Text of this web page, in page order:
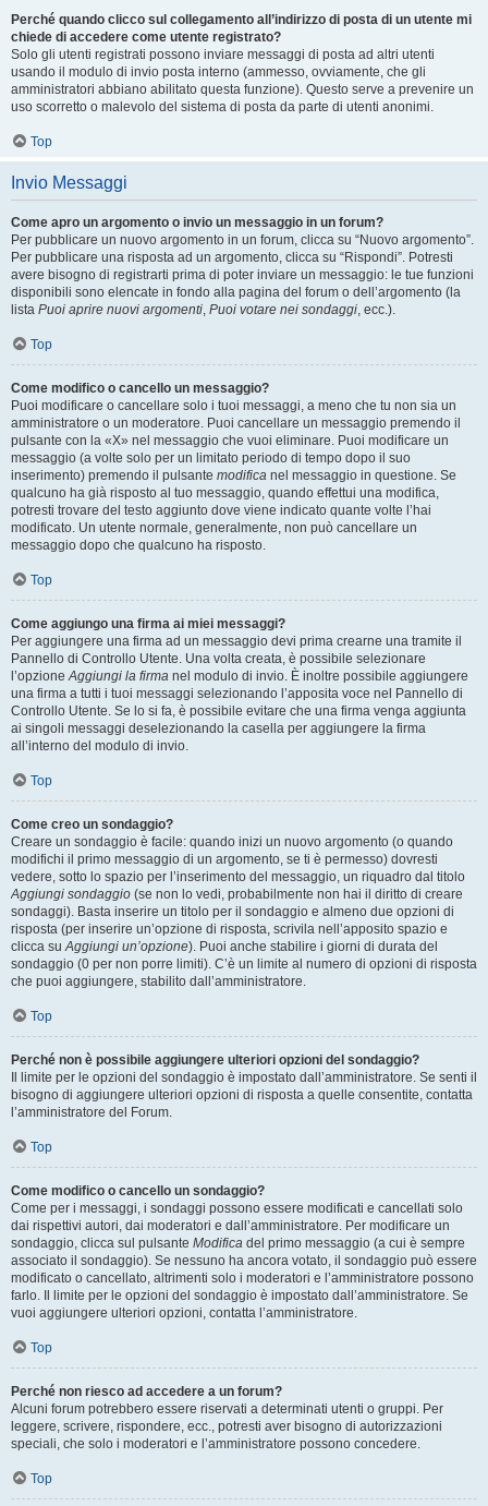
Perché quando clicco sul collegamento all’indirizzo di posta di un utente mi
chiede di accedere come utente registrato?
Solo gli utenti registrati possono inviare messaggi di posta ad altri utenti
usando il modulo di invio posta interno (ammesso, ovviamente, che gli
amministratori abbiano abilitato questa funzione). Questo serve a prevenire un
uso scorretto o malevolo del sistema di posta da parte di utenti anonimi.
Top
Invio Messaggi
Come apro un argomento o invio un messaggio in un forum?
Per pubblicare un nuovo argomento in un forum, clicca su “Nuovo argomento”.
Per pubblicare una risposta ad un argomento, clicca su “Rispondi”. Potresti
avere bisogno di registrarti prima di poter inviare un messaggio: le tue funzioni
disponibili sono elencate in fondo alla pagina del forum o dell’argomento (la
lista Puoi aprire nuovi argomenti, Puoi votare nei sondaggi, ecc.).
Top
Come modifico o cancello un messaggio?
Puoi modificare o cancellare solo i tuoi messaggi, a meno che tu non sia un
amministratore o un moderatore. Puoi cancellare un messaggio premendo il
pulsante con la «X» nel messaggio che vuoi eliminare. Puoi modificare un
messaggio (a volte solo per un limitato periodo di tempo dopo il suo
inserimento) premendo il pulsante modifica nel messaggio in questione. Se
qualcuno ha già risposto al tuo messaggio, quando effettui una modifica,
potresti trovare del testo aggiunto dove viene indicato quante volte l’hai
modificato. Un utente normale, generalmente, non può cancellare un
messaggio dopo che qualcuno ha risposto.
Top
Come aggiungo una firma ai miei messaggi?
Per aggiungere una firma ad un messaggio devi prima crearne una tramite il
Pannello di Controllo Utente. Una volta creata, è possibile selezionare
l’opzioneAggiungi la firma nel modulo di invio. È inoltre possibile aggiungere
una firma a tutti i tuoi messaggi selezionando l’apposita voce nel Pannello di
Controllo Utente. Se lo si fa, è possibile evitare che una firma venga aggiunta
ai singoli messaggi deselezionando la casella per aggiungere la firma
all’interno del modulo di invio.
Top
Come creo un sondaggio?
Creare un sondaggio è facile: quando inizi un nuovo argomento (o quando
modifichi il primo messaggio di un argomento, se ti è permesso) dovresti
vedere, sotto lo spazio per l’inserimento del messaggio, un riquadro dal titolo
Aggiungi sondaggio (se non lo vedi, probabilmente non hai il diritto di creare
sondaggi). Basta inserire un titolo per il sondaggio e almeno due opzioni di
risposta (per inserire un’opzione di risposta, scrivila nell’apposito spazio e
clicca suAggiungi un’opzione). Puoi anche stabilire i giorni di durata del
sondaggio (0 per non porre limiti). C’è un limite al numero di opzioni di risposta
che puoi aggiungere, stabilito dall’amministratore.
Top
Perché non è possibile aggiungere ulteriori opzioni del sondaggio?
Il limite per le opzioni del sondaggio è impostato dall’amministratore. Se senti il
bisogno di aggiungere ulteriori opzioni di risposta a quelle consentite, contatta
l’amministratore del Forum.
Top
Come modifico o cancello un sondaggio?
Come per i messaggi, i sondaggi possono essere modificati e cancellati solo
dai rispettivi autori, dai moderatori e dall’amministratore. Per modificare un
sondaggio, clicca sul pulsante Modifica del primo messaggio (a cui è sempre
associato il sondaggio). Se nessuno ha ancora votato, il sondaggio può essere
modificato o cancellato, altrimenti solo i moderatori e l’amministratore possono
farlo. Il limite per le opzioni del sondaggio è impostato dall’amministratore. Se
vuoi aggiungere ulteriori opzioni, contatta l’amministratore.
Top
Perché non riesco ad accedere a un forum?
Alcuni forum potrebbero essere riservati a determinati utenti o gruppi. Per
leggere, scrivere, rispondere, ecc., potresti aver bisogno di autorizzazioni
speciali, che solo i moderatori e l’amministratore possono concedere.
Top